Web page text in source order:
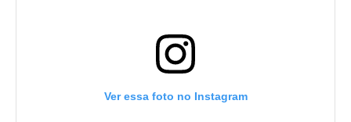
Ver essa foto no Instagram